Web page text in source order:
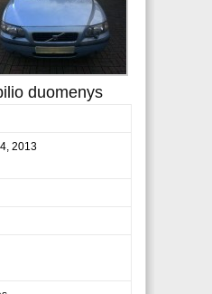
duomenys
2013